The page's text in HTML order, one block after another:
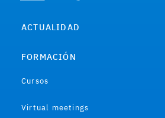
ACTUALIDAD
FORMACIÓN
Cursos
Virtual meetings